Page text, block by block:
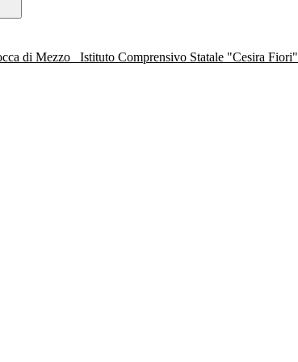
Istituto Comprensivo Statale "Cesira Fiori"